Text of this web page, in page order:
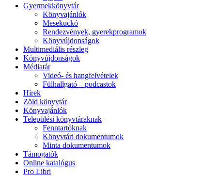
Gyermekkönyvtár
Könyvajánlók
Mesekuckó
Rendezvények, gyerekprogramok
Könyvújdonságok
Multimediális részleg
Könyvújdonságok
Médiatár
Videó- és hangfelvételek
Fülhallgató – podcastok
Hírek
Zöld könyvtár
Könyvajánlók
Települési könyvtáraknak
Fenntartóknak
Könyvtári dokumentumok
Minta dokumentumok
Támogatók
Online katalógus
Pro Libri